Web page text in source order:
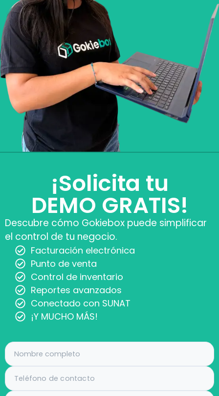
¡Solicita tu
DEMO GRATIS!
Descubre cómo Gokiebox puede simplificar
el control de tu negocio.
Facturación electrónica
Punto de venta
Control de inventario
Reportes avanzados
Conectado con SUNAT
¡Y MUCHO MÁS!